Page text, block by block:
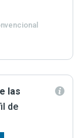
las
de